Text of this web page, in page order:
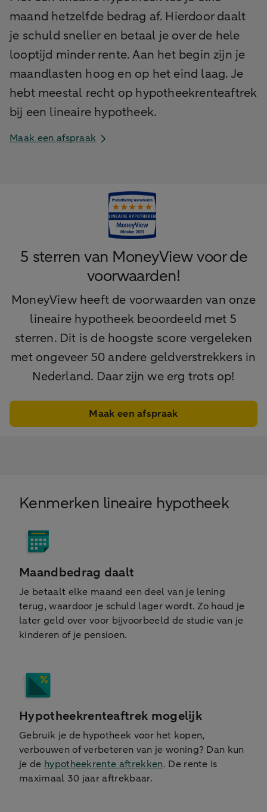
maand hetzelfde bedrag af. Hierdoor daalt
je schuld sneller en betaal je over de hele
looptijd minder rente. Aan het begin zijn je
maandlasten hoog en op het eind laag. Je
hebt meestal recht op hypotheekrenteaftrek
bij een lineaire hypotheek.
Maak een afspraak
5 sterren van MoneyView voor de
voorwaarden!
MoneyView heeft de voorwaarden van onze
lineaire hypotheek beoordeeld met 5
sterren. Dit is de hoogste score vergeleken
met ongeveer 50 andere geldverstrekkers in
Nederland. Daar zijn we erg trots op!
Maak een afspraak
Kenmerken lineaire hypotheek
Maandbedrag daalt
Je betaalt elke maand een deel van je lening
terug, waardoor je schuld lager wordt. Zo houd je
later geld over voor bijvoorbeeld de studie van je
kinderen of je pensioen.
Hypotheekrenteaftrek mogelijk
Gebruik je de hypotheek voor het kopen,
verbouwen of verbeteren van je woning? Dan kun
je de hypotheekrente aftrekken. De rente is
maximaal 30 jaar aftrekbaar.